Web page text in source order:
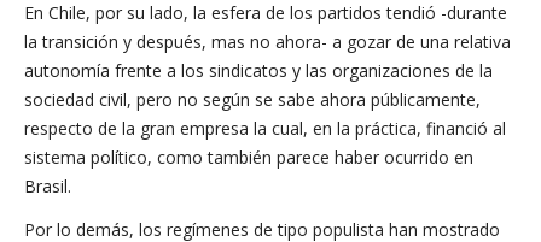
En Chile, por su lado, la esfera de los partidos tendió -durante
la transición y después, mas no ahora- a gozar de una relativa
autonomía frente a los sindicatos y las organizaciones de la
sociedad civil, pero no según se sabe ahora públicamente,
respecto de la gran empresa la cual, en la práctica, financió al
sistema político, como también parece haber ocurrido en
Brasil.
Por lo demás, los regímenes de tipo populista han mostrado